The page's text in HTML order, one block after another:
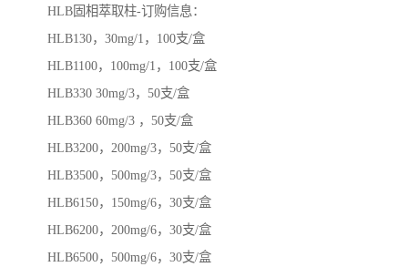
HLB固相萃取柱-订购信息：
HLB130，30mg/1，100支/盒
HLB1100，100mg/1，100支/盒
HLB330 30mg/3，50支/盒
HLB360 60mg/3 ，50支/盒
HLB3200，200mg/3，50支/盒
HLB3500，500mg/3，50支/盒
HLB6150，150mg/6，30支/盒
HLB6200，200mg/6，30支/盒
HLB6500，500mg/6，30支/盒